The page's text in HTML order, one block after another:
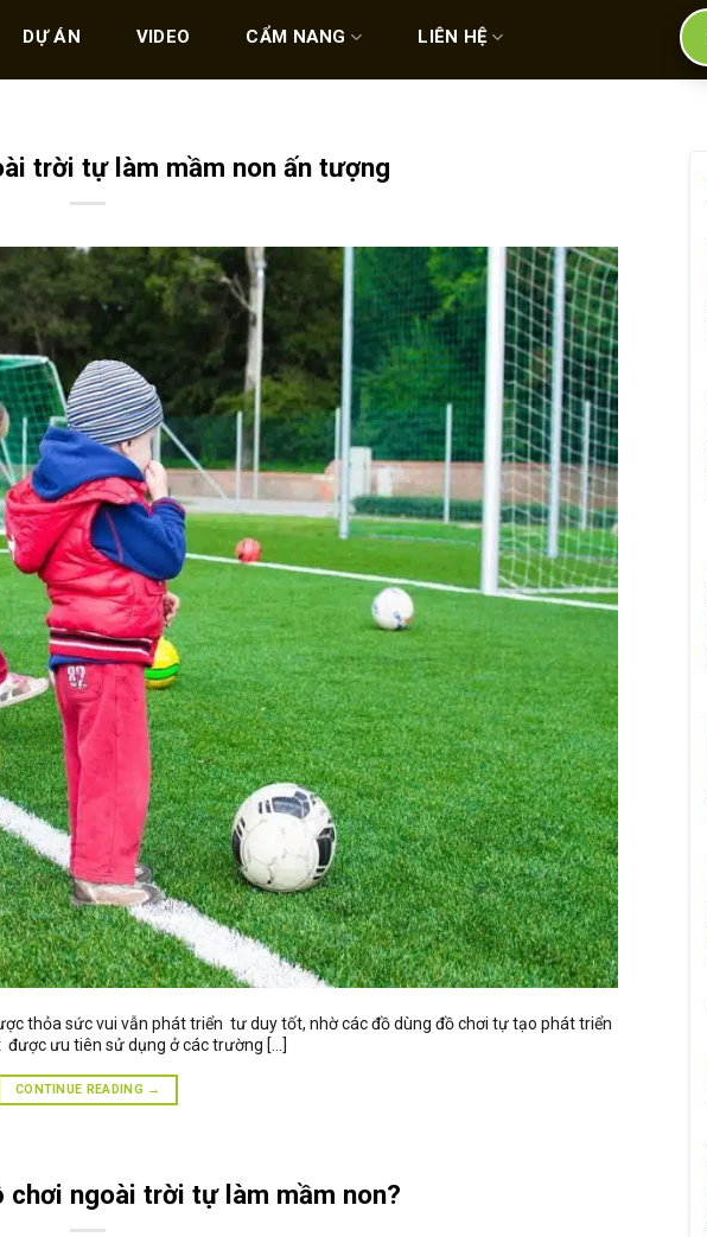
DỰ ÁN VIDEO CẨM NANG LIÊN HỆ
trời tự làm mầm non ấn tượng
thỏa sức vui vẫn phát triển tư duy tốt, nhờ các đồ dùng đồ chơi tự tạo phát triển
ưu tiên sử dụng ở các trường […]
CONTINUE READING →
chơi ngoài trời tự làm mầm non?